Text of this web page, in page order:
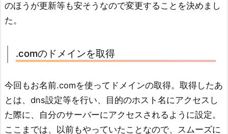
のほうが更新等も安そうなので変更することを決めまし
た。
.comのドメインを取得
今回もお名前.comを使ってドメインの取得。取得したあ
とは、dns設定等を行い、目的のホスト名にアクセスし
た際に、自分のサーバーにアクセスされるように設定。
ここまでは、以前もやっていたことなので、スムーズに